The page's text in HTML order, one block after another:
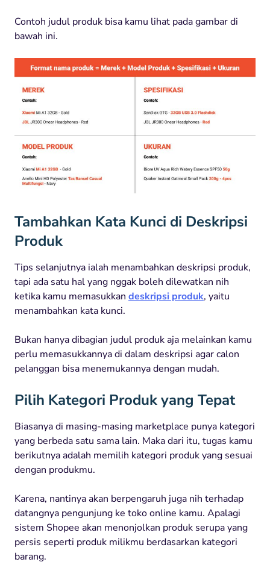
Contoh judul produk bisa kamu lihat pada gambar di
bawah ini.
Tambahkan Kata Kunci di Deskripsi
Produk
Tips selanjutnya ialah menambahkan deskripsi produk,
tapi ada satu hal yang nggak boleh dilewatkan nih
ketika kamu memasukkan deskripsi produk, yaitu
menambahkan kata kunci.
Bukan hanya dibagian judul produk aja melainkan kamu
perlu memasukkannya di dalam deskripsi agar calon
pelanggan bisa menemukannya dengan mudah.
Pilih Kategori Produk yang Tepat
Biasanya di masing-masing marketplace punya kategori
yang berbeda satu sama lain. Maka dari itu, tugas kamu
berikutnya adalah memilih kategori produk yang sesuai
dengan produkmu.
Karena, nantinya akan berpengaruh juga nih terhadap
datangnya pengunjung ke toko online kamu. Apalagi
sistem Shopee akan menonjolkan produk serupa yang
persis seperti produk milikmu berdasarkan kategori
barang.